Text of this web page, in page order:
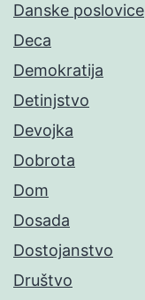
Danske poslovice
Deca
Demokratija
Detinjstvo
Devojka
Dobrota
Dom
Dosada
Dostojanstvo
Društvo